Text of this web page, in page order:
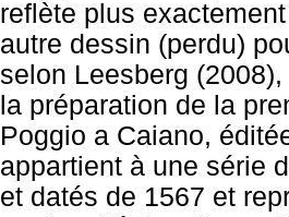
reflète plus
autre dessin (perdu)
selon Leesberg
la préparation de la
Poggio a Caiano,
appartient à une série
et datés de 1567 et